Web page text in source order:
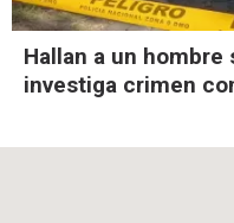
Hallan a un
investiga crimen